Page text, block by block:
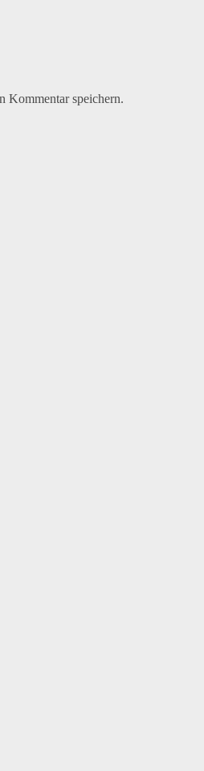
Kommentar speichern.